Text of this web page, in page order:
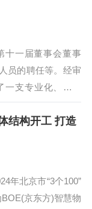
十一届董事会董事
员的聘任等。经审
支专业化、年轻
结构开工 打造
年北京市“3个100”
京东方)智慧物